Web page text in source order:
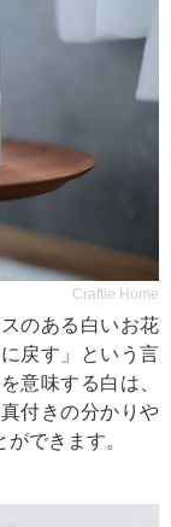
Craftie Home
のある白いお花
戻す」という言
意味する白は、
付きの分かりや
できます。